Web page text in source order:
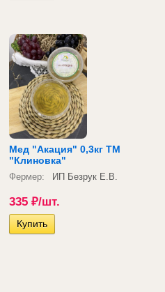
Мед "Акация" 0,3кг ТМ
"Клиновка"
Фермер: ИП Безрук Е.В.
335 ₽/шт.